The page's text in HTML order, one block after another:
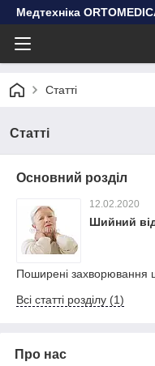
Медтехніка
Статті
Статті
Основний розділ
12.02.2020
Шийний
Поширені захворювання
Всі статті розділу (1)
Про нас